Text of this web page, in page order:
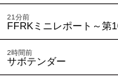
21分前
FFRKミニレポート～第
2時間前
サボテンダー